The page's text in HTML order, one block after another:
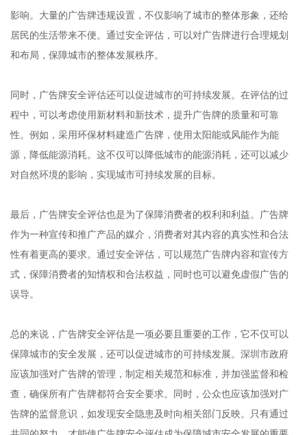
影响。大量的广告牌违规设置，不仅影响了城市的整体形象，还给
居民的生活带来不便。通过安全评估，可以对广告牌进行合理规划
和布局，保障城市的整体发展秩序。
同时，广告牌安全评估还可以促进城市的可持续发展。在评估的过
程中，可以考虑使用新材料和新技术，提升广告牌的质量和可靠
性。例如，采用环保材料建造广告牌，使用太阳能或风能作为能
源，降低能源消耗。这不仅可以降低城市的能源消耗，还可以减少
对自然环境的影响，实现城市可持续发展的目标。
最后，广告牌安全评估也是为了保障消费者的权利和利益。广告牌
作为一种宣传和推广产品的媒介，消费者对其内容的真实性和合法
性有着更高的要求。通过安全评估，可以规范广告牌内容和宣传方
式，保障消费者的知情权和合法权益，同时也可以避免虚假广告的
误导。
总的来说，广告牌安全评估是一项必要且重要的工作，它不仅可以
保障城市的安全发展，还可以促进城市的可持续发展。深圳市政府
应该加强对广告牌的管理，制定相关规范和标准，并加强监督和检
查，确保所有广告牌都符合安全要求。同时，公众也应该加强对广
告牌的监督意识，如发现安全隐患及时向相关部门反映。只有通过